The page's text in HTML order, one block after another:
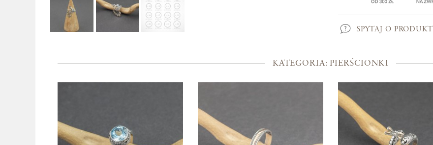
Kolekcje
Srebra czar
Magia kamieni
Po męsku
SPYTAJ O PRODUKT
KATEGORIA: PIERŚCIONKI